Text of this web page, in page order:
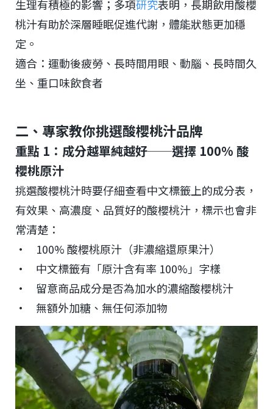
生理有積極的影響；多項研究表明，長期飲用酸櫻
桃汁有助於深層睡眠促進代謝，體能狀態更加穩
定。
適合：運動後疲勞、長時間用眼、動腦、長時間久
坐、重口味飲食者
二、專家教你挑選酸櫻桃汁品牌
重點 1：成分越單純越好──選擇 100% 酸
櫻桃原汁
挑選酸櫻桃汁時要仔細查看中文標籤上的成分表，
有效果、高濃度、品質好的酸櫻桃汁，標示也會非
常清楚：
• 100% 酸櫻桃原汁（非濃縮還原果汁）
• 中文標籤有「原汁含有率 100%」字樣
• 留意商品成分是否為加水的濃縮酸櫻桃汁
• 無額外加糖、無任何添加物